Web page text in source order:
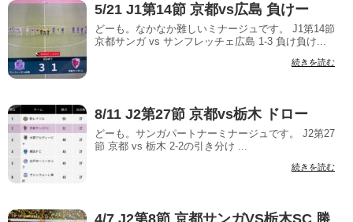
5/21 J1第14節 京都vs広島 負けー
どーも。なかなか難しいミナージュです。 J1第14節
京都サンガ vs サンフレッチェ広島 1-3 負け負け...
続きを読む
8/11 J2第27節 京都vs栃木 ドロー
どーも。サンガパートナーミナージュです。 J2第27
節 京都 vs 栃木 2-2の引き分け ...
続きを読む
4/7 J2第8節 京都サンガVS栃木SC 勝